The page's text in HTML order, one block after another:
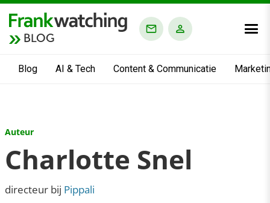
BLOG
Blog AI & Tech Content & Communicatie
Auteur
Charlotte Snel
directeur bij Pippali